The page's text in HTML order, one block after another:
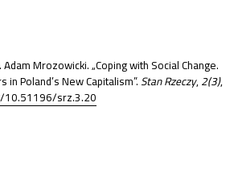
Mrozowicki. „Coping with Social Change.
Poland’s New Capitalism”.Stan Rzeczy,2(3),
srz.3.20